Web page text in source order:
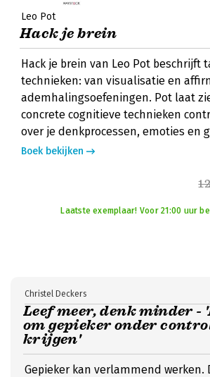
Leo Pot
Hack je brein
Hack je brein van Leo Pot beschrijft
technieken: van visualisatie en
ademhalingsoefeningen. Pot laat
concrete cognitieve technieken
over je denkprocessen, emoties en
Boek bekijken
Laatste exemplaar! Voor 21:00 uur
Leef meer, denk minder -
om gepieker onder
krijgen'
Christel Deckers
Gepieker kan verlammend werken.